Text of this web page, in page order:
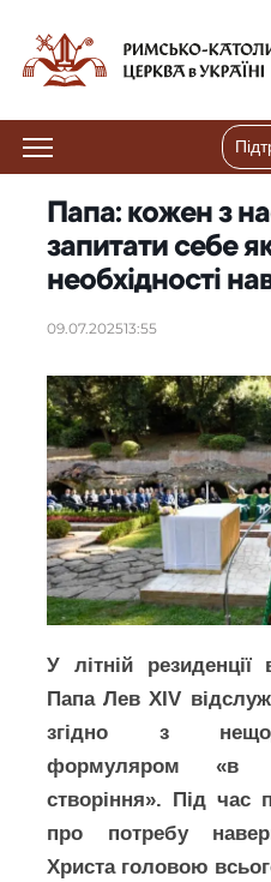
Папа: кожен з
запитати себе
необхідності
09.07.202513:55
У літній
Папа Лев XIV
згідно з
формуляром «в
створіння». Під час
про потребу
Христа головою